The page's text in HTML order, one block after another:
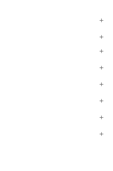
+
+
+
+
+
+
+
+